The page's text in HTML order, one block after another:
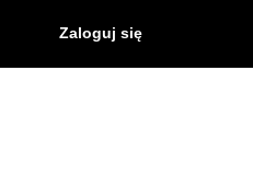
Zaloguj się